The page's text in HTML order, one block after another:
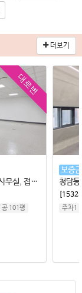
더보기
대로변
논현동 대로변 사무실, 강남 도산공원사거리 사무실, 접근성·가시성 우수, 깔끔한 인테리어
공 101평
보증금
주차1